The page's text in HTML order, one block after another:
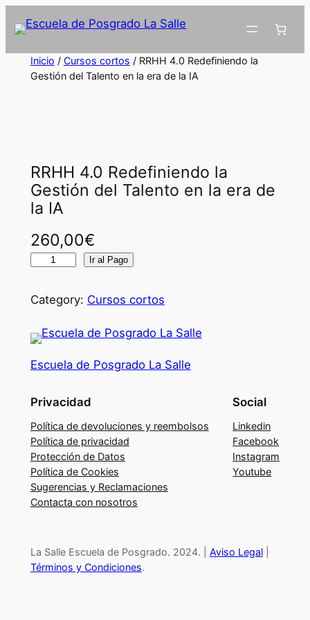
Inicio / Cursos cortos / RRHH 4.0 Redefiniendo la
Gestión del Talento en la era de la IA
RRHH 4.0 Redefiniendo la
Gestión del Talento en la era de
la IA
260,00€
H
4
0
e
d
e
f
i
n
n
d
Ir al Pago
Category: Cursos cortos
Escuela de Posgrado La Salle
Privacidad
Política de devoluciones y reembolsos
Política de privacidad
Protección de Datos
Política de Cookies
Sugerencias y Reclamaciones
Contacta con nosotros
Social
Linkedin
Facebook
Instagram
Youtube
La Salle Escuela de Posgrado. 2024. | Aviso Legal|
Términos y Condiciones.